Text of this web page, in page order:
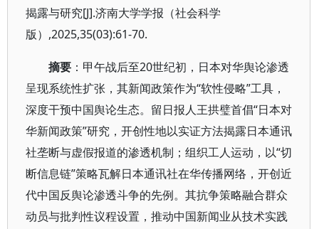
揭露与研究[J].济南大学学报（社会科学
版）,2025,35(03):61-70.
摘要 ：甲午战后至20世纪初，日本对华舆论渗透
呈现系统性扩张，其新闻政策作为“软性侵略”工具，
深度干预中国舆论生态。留日报人王拱璧首倡“日本对
华新闻政策”研究，开创性地以实证方法揭露日本通讯
社垄断与虚假报道的渗透机制；组织工人运动，以“切
断信息链”策略瓦解日本通讯社在华传播网络，开创近
代中国反舆论渗透斗争的先例。其抗争策略融合群众
动员与批判性议程设置，推动中国新闻业从技术实践